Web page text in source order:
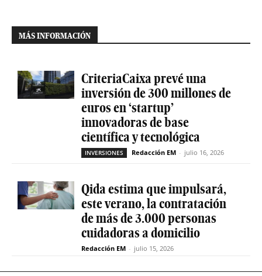
MÁS INFORMACIÓN
CriteriaCaixa prevé una
inversión de 300 millones de
euros en ‘startup’
innovadoras de base
científica y tecnológica
INVERSIONES Redacción EM - julio 16, 2026
Qida estima que impulsará,
este verano, la contratación
de más de 3.000 personas
cuidadoras a domicilio
Redacción EM - julio 15, 2026